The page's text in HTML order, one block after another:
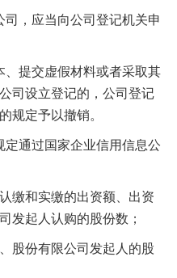
，应当向公司登记机关申
提交虚假材料或者采取其
司设立登记的，公司登记
规定予以撤销。
通过国家企业信用信息公
和实缴的出资额、出资
发起人认购的股份数；
份有限公司发起人的股